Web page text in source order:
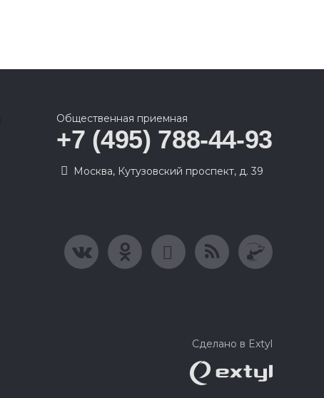
Общественная приемная
+7 (495) 788-44-93
Москва, Кутузовский проспект, д. 39
Сделано в Extyl